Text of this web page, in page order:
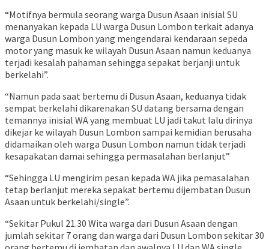
“Motifnya bermula seorang warga Dusun Asaan inisial SU
menanyakan kepada LU warga Dusun Lombon terkait adanya
warga Dusun Lombon yang mengendarai kendaraan sepeda
motor yang masuk ke wilayah Dusun Asaan namun keduanya
terjadi kesalah pahaman sehingga sepakat berjanji untuk
berkelahi”.
“Namun pada saat bertemu di Dusun Asaan, keduanya tidak
sempat berkelahi dikarenakan SU datang bersama dengan
temannya inisial WA yang membuat LU jadi takut lalu dirinya
dikejar ke wilayah Dusun Lombon sampai kemidian berusaha
didamaikan oleh warga Dusun Lombon namun tidak terjadi
kesapakatan damai sehingga permasalahan berlanjut”
“Sehingga LU mengirim pesan kepada WA jika pemasalahan
tetap berlanjut mereka sepakat bertemu dijembatan Dusun
Asaan untuk berkelahi/single”.
“Sekitar Pukul 21.30 Wita warga dari Dusun Asaan dengan
jumlah sekitar 7 orang dan warga dari Dusun Lombon sekitar 30